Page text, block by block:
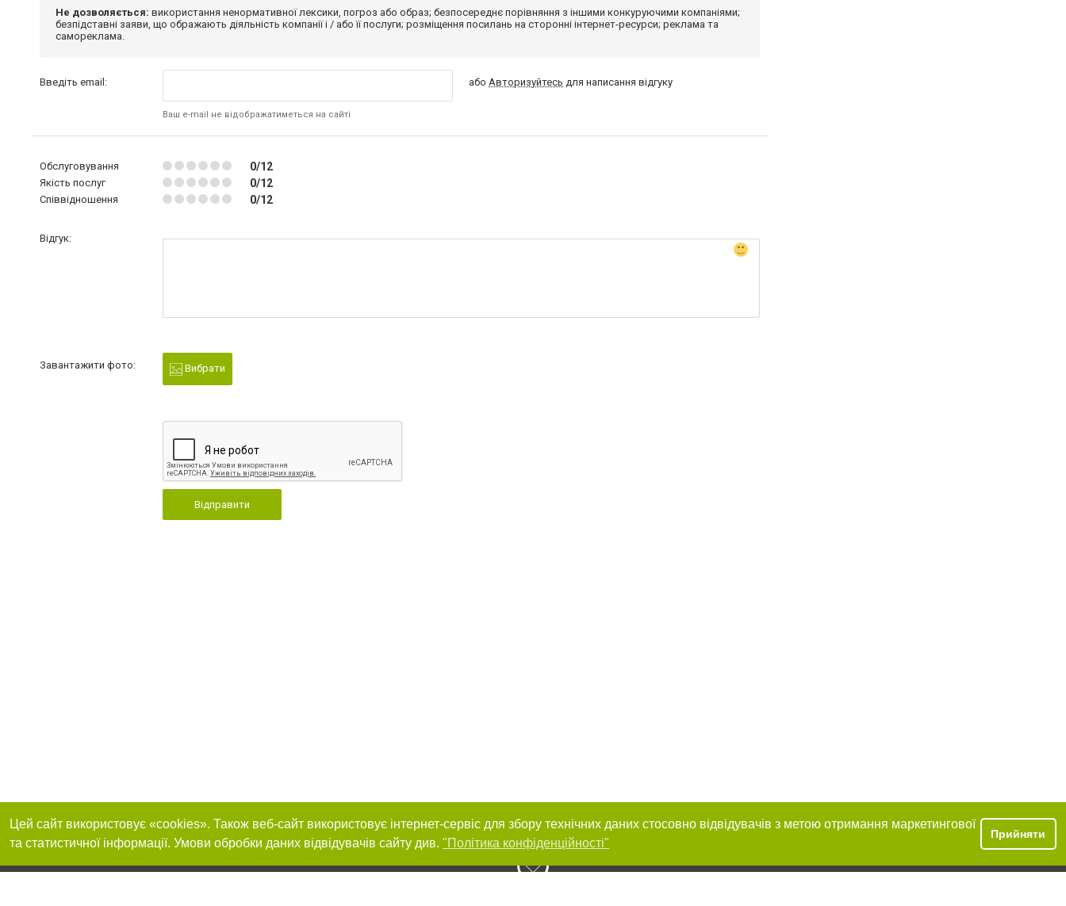
Не дозволяється: використання ненормативної лексики, погроз або образ; безпосереднє порівняння з іншими конкуруючими компаніями;
безпідставні заяви, що ображають діяльність компанії і / або її послуги; розміщення посилань на сторонні інтернет-ресурси; реклама та
самореклама.
Введіть email:
Ваш e-mail не відображатиметься на сайті
абоАвторизуйтесь для написання відгуку
Обслуговування 0/12
Якість послуг 0/12
Співвідношення 0/12
Відгук:
Завантажити фото: Вибрати
Відправити
Цей сайт використовує «cookies». Також веб-сайт використовує інтернет-сервіс для збору технічних даних стосовно відвідувачів з метою отримання маркетингової
та статистичної інформації. Умови обробки даних відвідувачів сайту див. "Політика конфіденційності"
Прийняти